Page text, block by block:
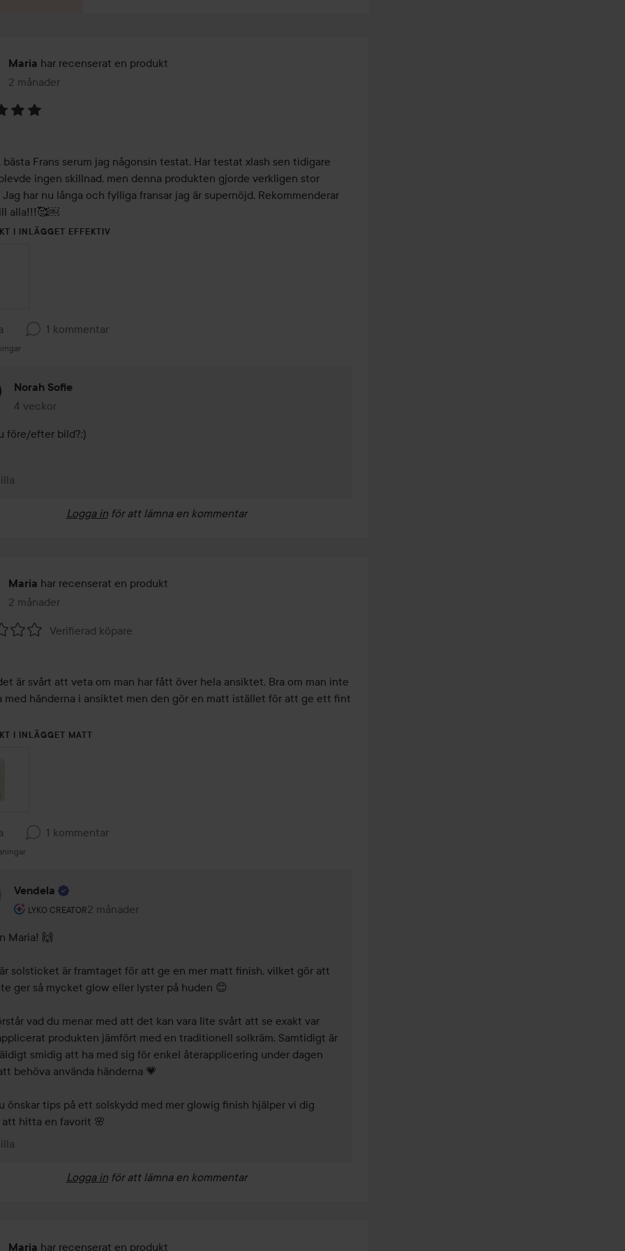
Maria har recenserat en produkt
2 månader
Inlägget skapades 2 månader
bästa Frans serum jag någonsin testat. Har testat xlash sen tidigare
ingen skillnad, men denna produkten gjorde verkligen stor
Jag har nu långa och fylliga fransar jag är supernöjd. Rekommenderar
alla!!!🥰￼
I INLÄGGET EFFEKTIV
1 kommentar
Norah Sofie
4 veckor
Kommentaren lades 4 veckor
före/efter bild?:)
Logga in för att lämna en kommentar
Maria har recenserat en produkt
2 månader
Inlägget skapades 2 månader
Verifierad köpare
är svårt att veta om man har fått över hela ansiktet. Bra om man inte
med händerna i ansiktet men den gör en matt istället för att ge ett fint
I INLÄGGET MATT
1 kommentar
Vendela
LYKO CREATOR
Användarens roll: Lyko Creator.
2 månader
Kommentaren lades 2 månader
Maria! 🙌
solsticket är framtaget för att ge en mer matt finish, vilket gör att
ger så mycket glow eller lyster på huden 😊
vad du menar med att det kan vara lite svårt att se exakt var
produkten jämfört med en traditionell solkräm. Samtidigt är
smidig att ha med sig för enkel återapplicering under dagen
behöva använda händerna 💗
önskar tips på ett solskydd med mer glowig finish hjälper vi dig
att hitta en favorit 🌸
Logga in för att lämna en kommentar
Maria har recenserat en produkt